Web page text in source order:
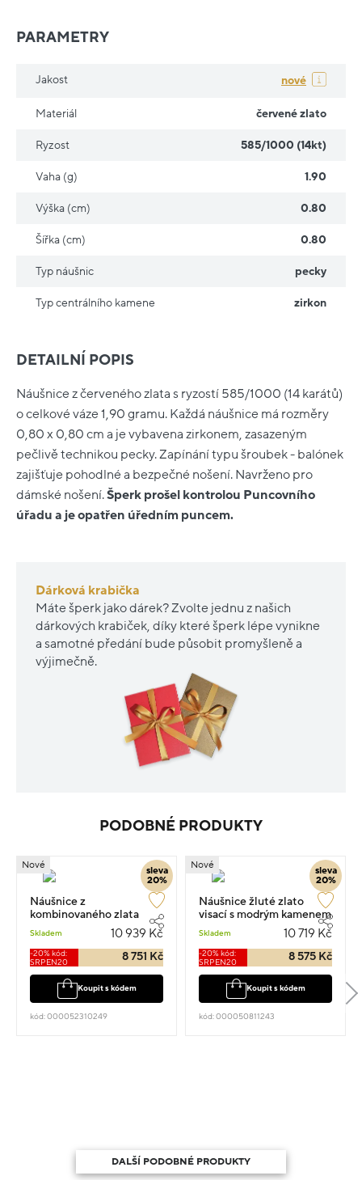
DETAILNÍ POPIS
Náušnice z červeného zlata s ryzostí 585/1000 (14 karátů)
o celkové váze 1,90 gramu. Každá náušnice má rozměry
0,80 x 0,80 cm a je vybavena zirkonem, zasazeným
pečlivě technikou pecky. Zapínání typu šroubek - balónek
zajišťuje pohodlné a bezpečné nošení. Navrženo pro
dámské nošení.Šperk prošel kontrolou Puncovního
úřadu a je opatřen úředním puncem.
Dárková krabička
Máte šperk jako dárek? Zvolte jednu z našich
dárkových krabiček, díky které šperk lépe vynikne
a samotné předání bude působit promyšleně a
výjimečně.
PARAMETRY
Jakost nové
Materiál červené zlato
Ryzost 585/1000 (14kt)
Vaha (g) 1.90
Výška (cm) 0.80
Šířka (cm) 0.80
Typ náušnic pecky
Typ centrálního kamene zirkon
PODOBNÉ PRODUKTY
sleva
20%
Nové
Náušnice z
kombinovaného zlata
kruhy s kamenem 1.30cm
2.4g
Skladem 10 939 Kč
-20% kód:
SRPEN20
8 751 Kč
Koupit s kódem
kód: 000052310249
sleva
20%
Nové
Náušnice žluté zlato
visací s modrým kamenem
Skladem 10 719 Kč
-20% kód:
SRPEN20
8 575 Kč
Koupit s kódem
kód: 000050811243
DALŠÍ PODOBNÉ PRODUKTY